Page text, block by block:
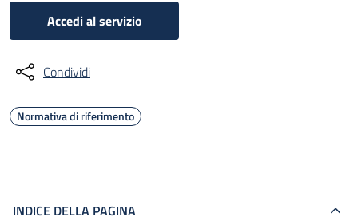
Accedi al servizio
Condividi
Normativa di riferimento
INDICE DELLA PAGINA